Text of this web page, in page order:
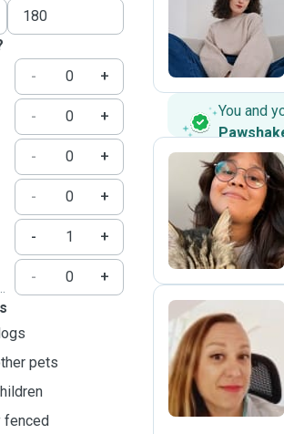
-
+
-
+
-
+
-
+
-
+
-
+
pets
fenced
C
You and
Y
G